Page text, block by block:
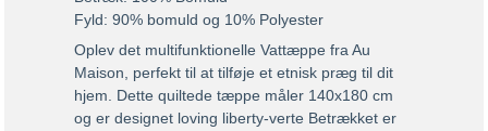
Fyld: 90% bomuld og 10% Polyester
Oplev det multifunktionelle Vattæppe fra Au
Maison, perfekt til at tilføje et etnisk præg til dit
hjem. Dette quiltede tæppe måler 140x180 cm
og er designet loving liberty-verte Betrækket er